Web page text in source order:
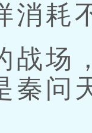
消耗
场，
秦问